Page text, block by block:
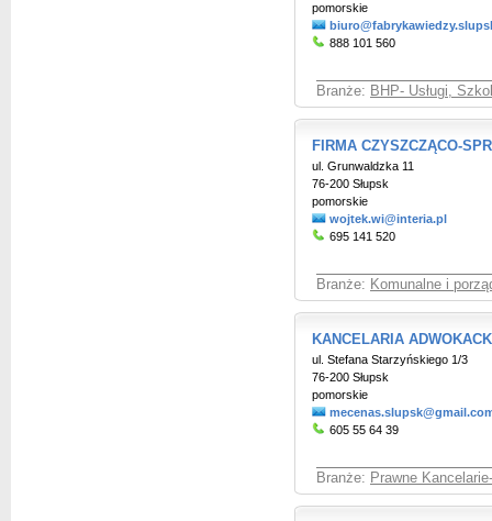
pomorskie
888 101 560
Branże: BHP- Usługi,
FIRMA CZYSZCZĄCO-
ul. Grunwaldzka 11
76-200 Słupsk
pomorskie
wojtek.wi@interia.pl
695 141 520
Branże: Komunalne i
KANCELARIA
ul. Stefana Starzyńskiego 1/3
76-200 Słupsk
pomorskie
605 55 64 39
Branże: Prawne